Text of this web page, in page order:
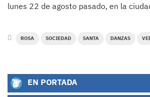
lunes 22 de agosto pasado, en la
ROSA SOCIEDAD SANTA DANZAS
EN PORTADA